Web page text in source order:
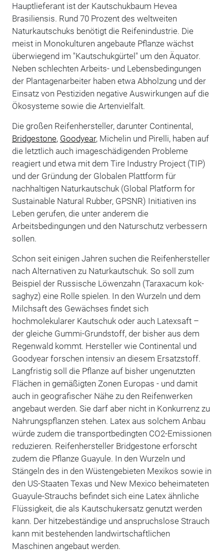
Hauptlieferant ist der Kautschukbaum Hevea
Brasiliensis. Rund 70 Prozent des weltweiten
Naturkautschuks benötigt die Reifenindustrie. Die
meist in Monokulturen angebaute Pflanze wächst
überwiegend im "Kautschukgürtel" um den Äquator.
Neben schlechten Arbeits- und Lebensbedingungen
der Plantagenarbeiter haben etwa Abholzung und der
Einsatz von Pestiziden negative Auswirkungen auf die
Ökosysteme sowie die Artenvielfalt.
Die großen Reifenhersteller, darunter Continental,
Bridgestone, Goodyear, Michelin und Pirelli, haben auf
die letztlich auch imageschädigenden Probleme
reagiert und etwa mit dem Tire Industry Project (TIP)
und der Gründung der Globalen Plattform für
nachhaltigen Naturkautschuk (Global Platform for
Sustainable Natural Rubber, GPSNR) Initiativen ins
Leben gerufen, die unter anderem die
Arbeitsbedingungen und den Naturschutz verbessern
sollen.
Schon seit einigen Jahren suchen die Reifenhersteller
nach Alternativen zu Naturkautschuk. So soll zum
Beispiel der Russische Löwenzahn (Taraxacum kok-
saghyz) eine Rolle spielen. In den Wurzeln und dem
Milchsaft des Gewächses findet sich
hochmolekularer Kautschuk oder auch Latexsaft –
der gleiche Gummi-Grundstoff, der bisher aus dem
Regenwald kommt. Hersteller wie Continental und
Goodyear forschen intensiv an diesem Ersatzstoff.
Langfristig soll die Pflanze auf bisher ungenutzten
Flächen in gemäßigten Zonen Europas - und damit
auch in geografischer Nähe zu den Reifenwerken
angebaut werden. Sie darf aber nicht in Konkurrenz zu
Nahrungspflanzen stehen. Latex aus solchem Anbau
würde zudem die transportbedingten CO2-Emissionen
reduzieren. Reifenhersteller Bridgestone erforscht
zudem die Pflanze Guayule. In den Wurzeln und
Stängeln des in den Wüstengebieten Mexikos sowie in
den US-Staaten Texas und New Mexico beheimateten
Guayule-Strauchs befindet sich eine Latex ähnliche
Flüssigkeit, die als Kautschukersatz genutzt werden
kann. Der hitzebeständige und anspruchslose Strauch
kann mit bestehenden landwirtschaftlichen
Maschinen angebaut werden.